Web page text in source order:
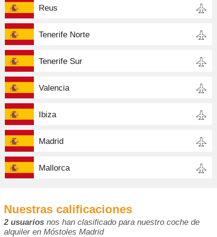
Reus
Tenerife Norte
Tenerife Sur
Valencia
Ibiza
Madrid
Mallorca
Nuestras calificaciones
2 usuarios nos han clasificado para nuestro coche de
alquiler en Móstoles Madrid